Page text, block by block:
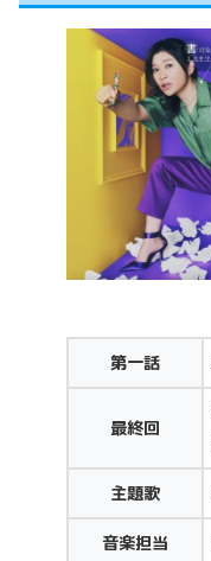
第一話
最終回
主題歌
音楽担当